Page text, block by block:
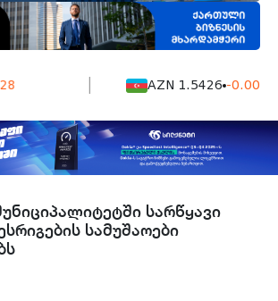
AZN 1.5426 -0.0004
სარწყავი
სამუშაოები